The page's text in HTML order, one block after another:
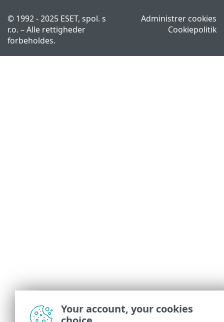
© 1992 - 2025 ESET, spol. s
r.o. – Alle rettigheder
forbeholdes.
Administrer cookies
Cookiepolitik
Your account, your cookies